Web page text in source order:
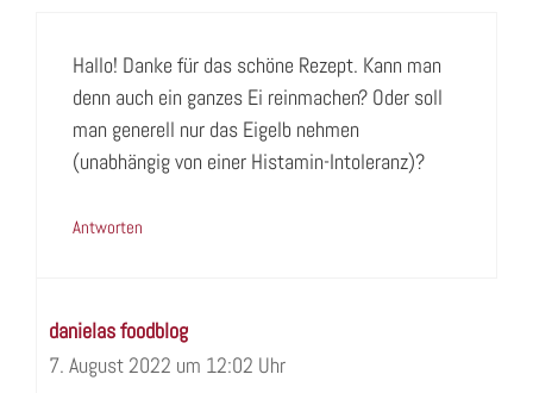
Hallo! Danke für das schöne Rezept. Kann man
denn auch ein ganzes Ei reinmachen? Oder soll
man generell nur das Eigelb nehmen
(unabhängig von einer Histamin-Intoleranz)?
Antworten
danielas foodblog
7. August 2022 um 12:02 Uhr